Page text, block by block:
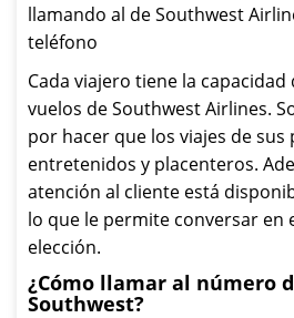
llamando al de Southwest
teléfono
Cada viajero tiene la capacidad
vuelos de Southwest Airlines.
por hacer que los viajes de sus
entretenidos y placenteros.
atención al cliente está
lo que le permite conversar en
elección.
¿Cómo llamar al número
Southwest?